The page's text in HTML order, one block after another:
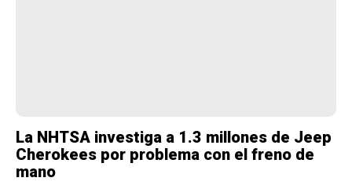
La NHTSA investiga a 1.3 millones de Jeep
Cherokees por problema con el freno de
mano